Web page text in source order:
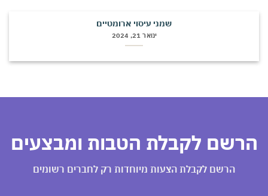
שמני עיסוי ארומטיים
לקבלת הטבות ומבצעים
הרשם לקבלת הצעות מיוחדות רק לחברים רשומים